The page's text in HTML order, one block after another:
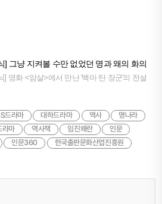
] 그냥 지켜볼 수만 없었던 명과 왜의 화의
] 영화 <암살>에서 만난 '백마 탄 장군'의 전설
드라마 대하드라마 역사
명나라
라마 역사책 임진왜란
인문
인문360 한국출판문화산업진흥원